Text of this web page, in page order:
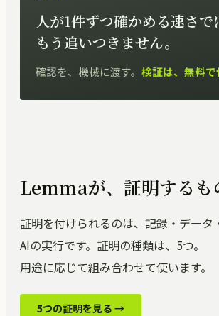
人が1件ずつ確かめる速さで
もう追いつきません。
確認を、機械に渡す。 検証は、無料で
Lemmaが、証明するも
証明を付けられるのは、記録・データ
AIの実行です。証明の種類は、5つ。
用途に応じて組み合わせて使います。
5つの証明を見る →